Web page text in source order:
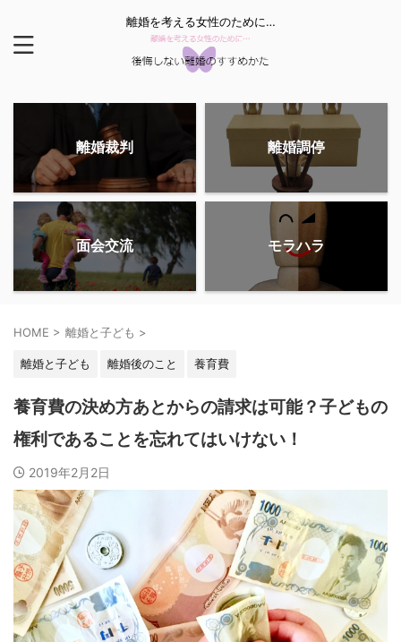
離婚を考える女性のために…
離婚裁判 離婚調停
面会交流 モラハラ
HOME > 離婚と子ども >
離婚と子ども 離婚後のこと 養育費
養育費の決め方あとからの請求は可能？子どもの
権利であることを忘れてはいけない！
2019年2月2日